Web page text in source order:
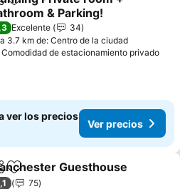
Añadir a favoritos
& Parking!
Excelente
34
a 3.7 km de: Centro de la ciudad
Comodidad de estacionamiento privado
ver los precios
Ver precios
Añadir a favoritos
Guesthouse
75